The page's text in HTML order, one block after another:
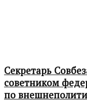
Секретарь
советником
по